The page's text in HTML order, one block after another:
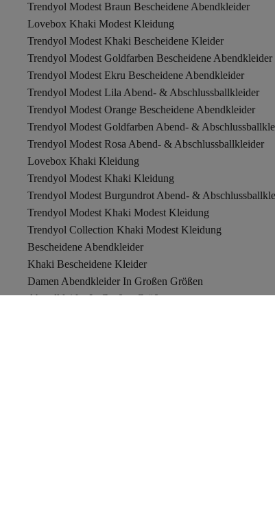
Trendyol Modest Braun Bescheidene Abendkleider
Lovebox Khaki Modest Kleidung
Trendyol Modest Khaki Bescheidene Kleider
Trendyol Modest Goldfarben Bescheidene Abendkleider
Trendyol Modest Ekru Bescheidene Abendkleider
Trendyol Modest Lila Abend- & Abschlussballkleider
Trendyol Modest Orange Bescheidene Abendkleider
Trendyol Modest Goldfarben Abend- &
Trendyol Modest Rosa Abend- & Abschlussballkleider
Lovebox Khaki Kleidung
Trendyol Modest Khaki Kleidung
Trendyol Modest Burgundrot Abend- &
Trendyol Modest Khaki Modest Kleidung
Trendyol Collection Khaki Modest Kleidung
Bescheidene Abendkleider
Khaki Bescheidene Kleider
Damen Abendkleider In Großen Größen
Abendkleider In Großen Größen